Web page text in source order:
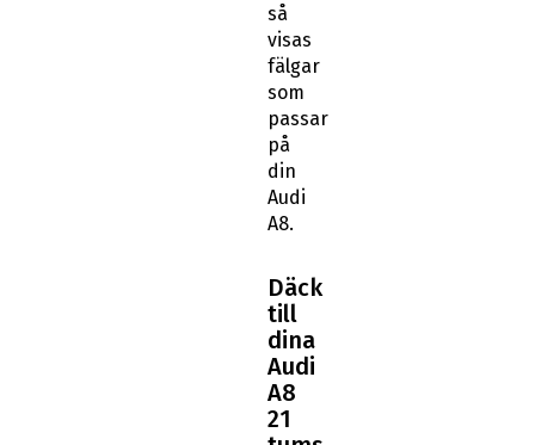
så
visas
fälgar
som
passar
på
din
Audi
A8.
Däck
till
dina
Audi
A8
21